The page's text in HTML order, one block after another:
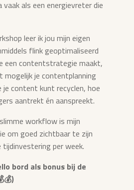
als een energievreter die
leer ik jou mijn eigen
flink geoptimaliseerd
een contentstrategie maakt,
je contentplanning
je content kunt recyclen, hoe
aantrekt én aanspreekt.
workflow is mijn
om goed zichtbaar te zijn
per week.
bord als bonus bij de